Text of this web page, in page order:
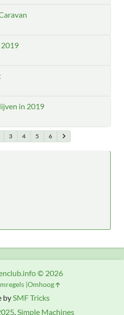
in 2019
3 4 5 6
bySMF Tricks
,Simple Machines
© 2026
Omhoog